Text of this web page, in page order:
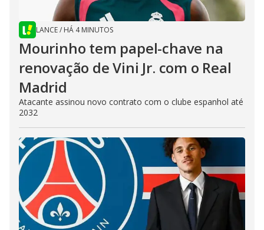
LANCE/ HÁ 4 MINUTOS
Mourinho tem papel-chave na
renovação de Vini Jr. com o Real
Madrid
Atacante assinou novo contrato com o clube espanhol até
2032